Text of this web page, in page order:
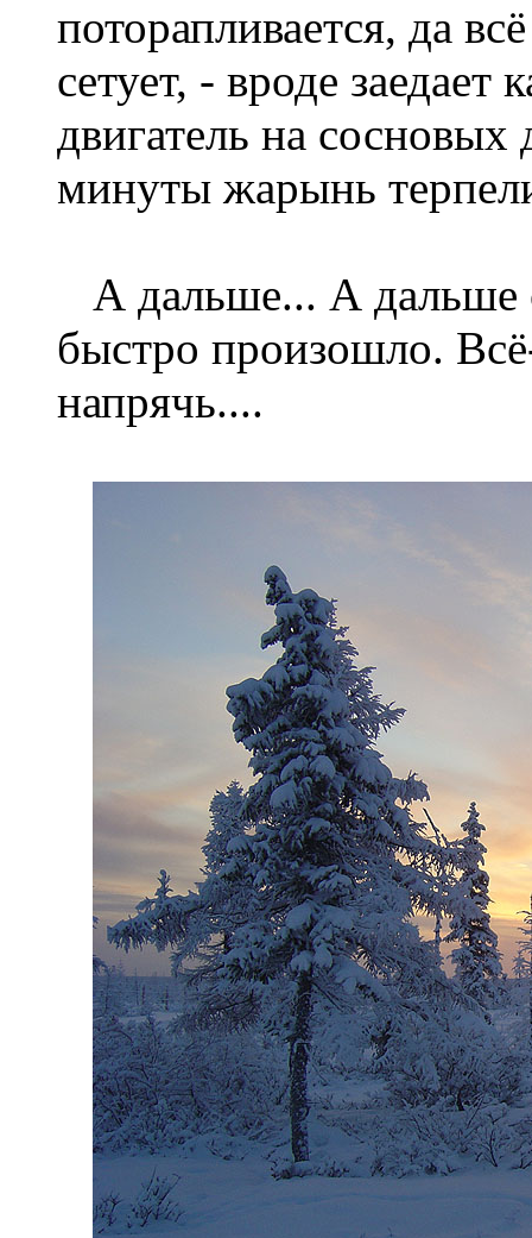
поторапливается, да
сетует, - вроде
двигатель на
минуты жарынь
А дальше... А дальше
быстро произошло.
напрячь....